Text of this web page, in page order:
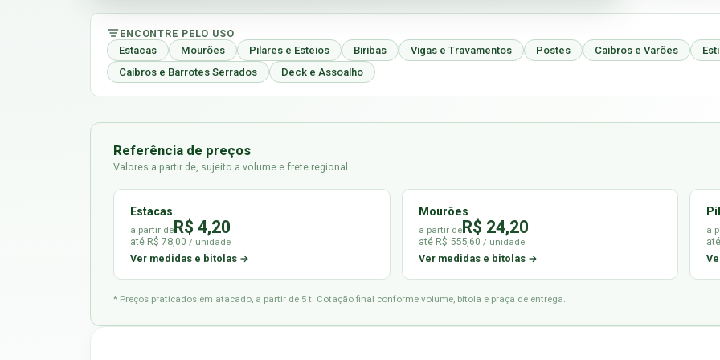
ENCONTRE PELO USO
Estacas
Mourões Pilares e Esteios Biribas Vigas e Travamentos Postes Caibros e Varões
Caibros e Barrotes Serrados
Deck e Assoalho
Referência de preços
Valores a partir de, sujeito a volume e frete regional
Estacas
a partir deR$ 4,20
até R$ 78,00 / unidade
Ver medidas e bitolas →
Mourões
a partir deR$ 24,20
até R$ 555,60 / unidade
Ver medidas e bitolas →
a
* Preços praticados em atacado, a partir de 5 t. Cotação final conforme volume, bitola e praça de entrega.